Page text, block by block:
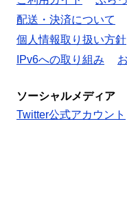
配送・決済について
個人情報取り扱い方針
IPv6への取り組み
ソーシャルメディア
Twitter公式アカウント